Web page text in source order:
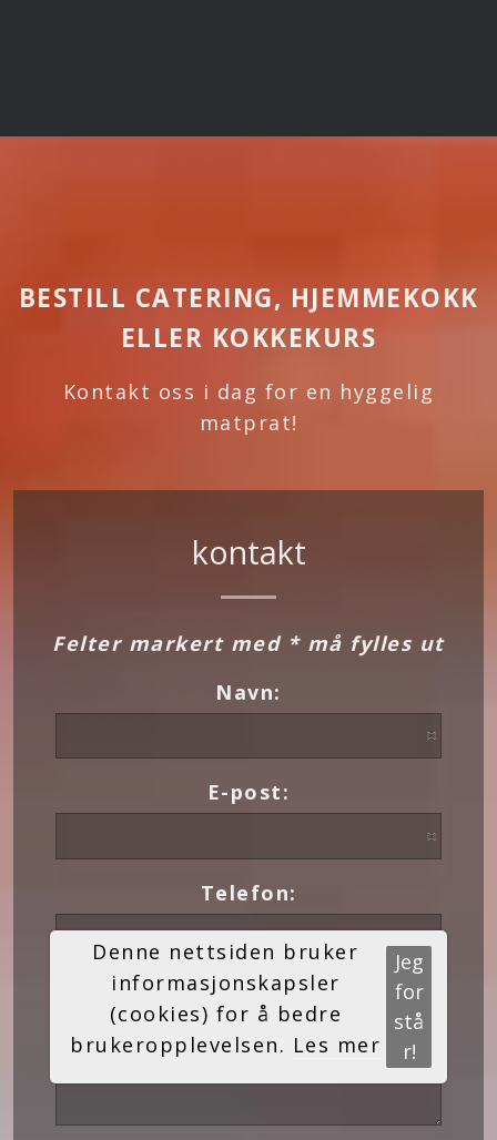
BESTILL CATERING, HJEMMEKOKK
ELLER KOKKEKURS
Kontakt oss i dag for en hyggelig
matprat!
kontakt
Felter markert med * må fylles ut
Navn:
E-post:
Telefon:
Melding:
Denne nettsiden bruker
informasjonskapsler
(cookies) for å bedre
brukeropplevelsen. Les mer
Jeg
for
stå
r!